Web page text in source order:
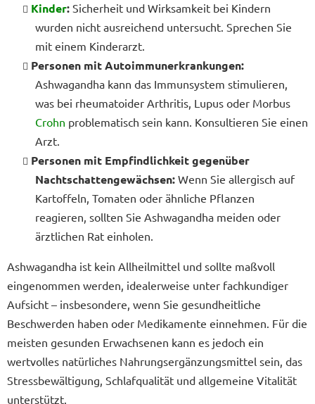
Kinder: Sicherheit und Wirksamkeit bei Kindern
wurden nicht ausreichend untersucht. Sprechen Sie
mit einem Kinderarzt.
Personen mit Autoimmunerkrankungen:
Ashwagandha kann das Immunsystem stimulieren,
was bei rheumatoider Arthritis, Lupus oder Morbus
Crohn problematisch sein kann. Konsultieren Sie einen
Arzt.
Personen mit Empfindlichkeit gegenüber
Nachtschattengewächsen: Wenn Sie allergisch auf
Kartoffeln, Tomaten oder ähnliche Pflanzen
reagieren, sollten Sie Ashwagandha meiden oder
ärztlichen Rat einholen.
Ashwagandha ist kein Allheilmittel und sollte maßvoll
eingenommen werden, idealerweise unter fachkundiger
Aufsicht – insbesondere, wenn Sie gesundheitliche
Beschwerden haben oder Medikamente einnehmen. Für die
meisten gesunden Erwachsenen kann es jedoch ein
wertvolles natürliches Nahrungsergänzungsmittel sein, das
Stressbewältigung, Schlafqualität und allgemeine Vitalität
unterstützt.